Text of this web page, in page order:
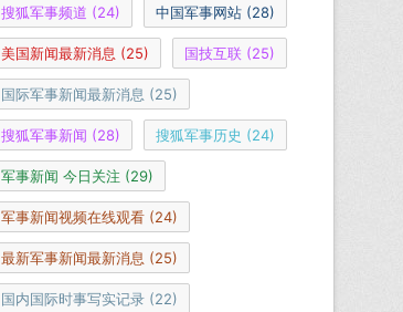
搜狐军事频道 (24) 中国军事网站 (28)
美国新闻最新消息 (25) 国技互联 (25)
国际军事新闻最新消息 (25)
搜狐军事新闻 (28) 搜狐军事历史 (24)
军事新闻 今日关注 (29)
军事新闻视频在线观看 (24)
最新军事新闻最新消息 (25)
国内国际时事写实记录 (22)